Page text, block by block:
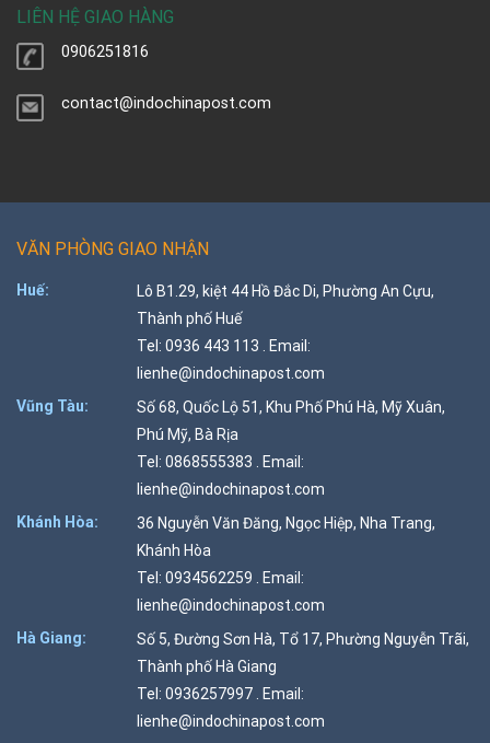
LIÊN HỆ GIAO HÀNG
0906251816
contact@indochinapost.com
VĂN PHÒNG GIAO NHẬN
Huế:
Lô B1.29, kiệt 44 Hồ Đắc Di, Phường An Cựu,
Thành phố Huế
Tel: 0936 443 113 . Email:
lienhe@indochinapost.com
Vũng Tàu:
Số 68, Quốc Lộ 51, Khu Phố Phú Hà, Mỹ Xuân,
Phú Mỹ, Bà Rịa
Tel: 0868555383 . Email:
lienhe@indochinapost.com
Khánh Hòa:
36 Nguyễn Văn Đăng, Ngọc Hiệp, Nha Trang,
Khánh Hòa
Tel: 0934562259 . Email:
lienhe@indochinapost.com
Hà Giang:
Số 5, Đường Sơn Hà, Tổ 17, Phường Nguyễn Trãi,
Thành phố Hà Giang
Tel: 0936257997 . Email:
lienhe@indochinapost.com